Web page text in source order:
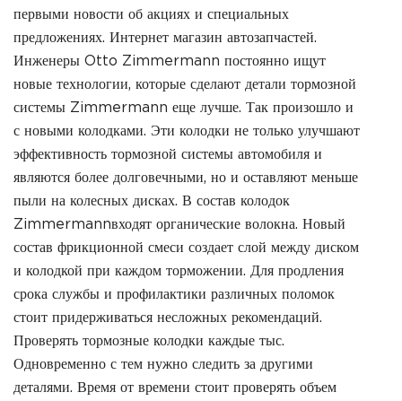
первыми новости об акциях и специальных
предложениях. Интернет магазин автозапчастей.
Инженеры Otto Zimmermann постоянно ищут
новые технологии, которые сделают детали тормозной
системы Zimmermann еще лучше. Так произошло и
с новыми колодками. Эти колодки не только улучшают
эффективность тормозной системы автомобиля и
являются более долговечными, но и оставляют меньше
пыли на колесных дисках. В состав колодок
Zimmermannвходят органические волокна. Новый
состав фрикционной смеси создает слой между диском
и колодкой при каждом торможении. Для продления
срока службы и профилактики различных поломок
стоит придерживаться несложных рекомендаций.
Проверять тормозные колодки каждые тыс.
Одновременно с тем нужно следить за другими
деталями. Время от времени стоит проверять объем